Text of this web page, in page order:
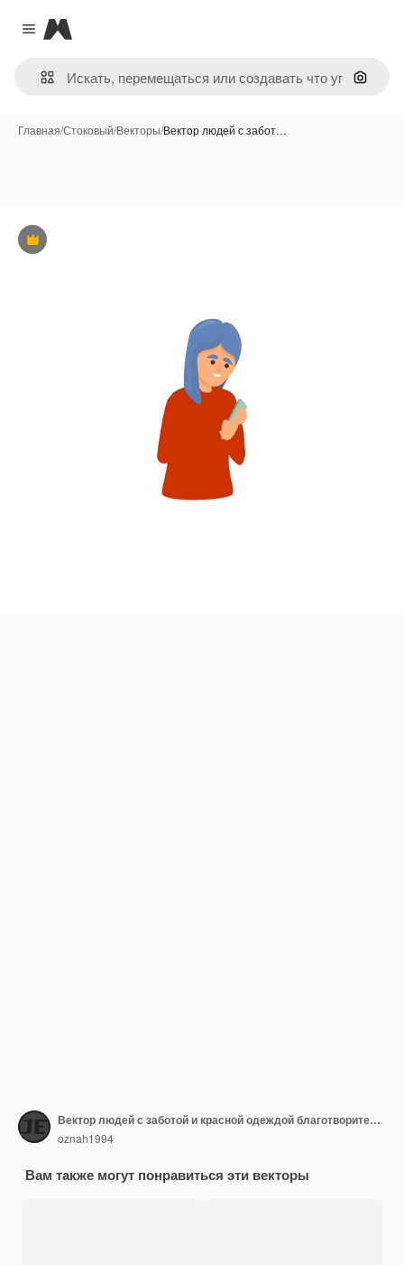
Close menu
Magnific
Поиск
Главная/Стоковый/Векторы/Вектор людей с забот…
Премиум
Вектор людей с заботой и красной одеждой благотворительности
oznah1994
Вам также могут понравиться эти векторы